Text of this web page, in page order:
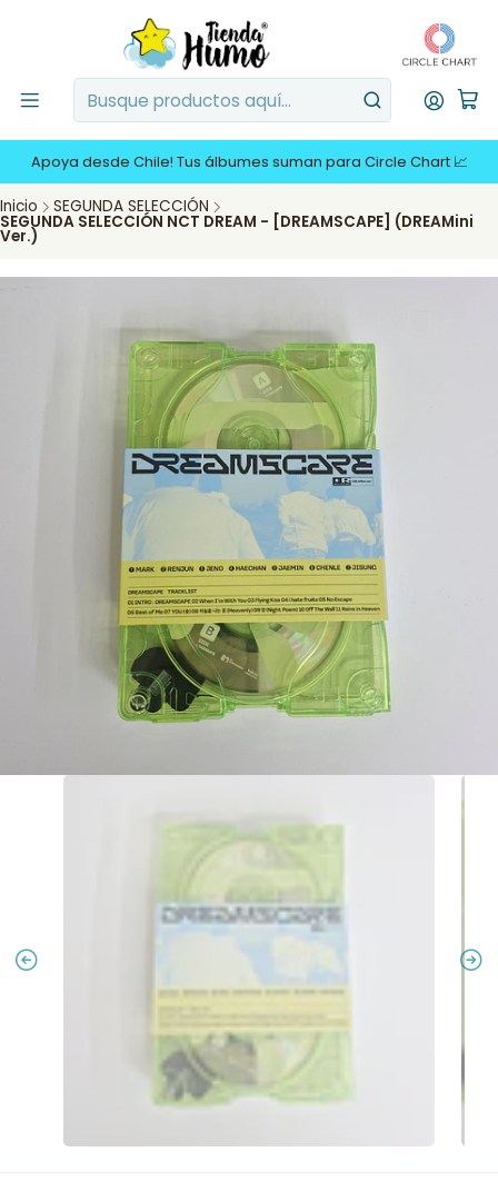
Apoya desde Chile! Tus álbumes suman para Circle Chart 📈
Inicio SEGUNDA SELECCIÓN
SEGUNDA SELECCIÓN NCT DREAM - [DREAMSCAPE] (DREAMini
Ver.)